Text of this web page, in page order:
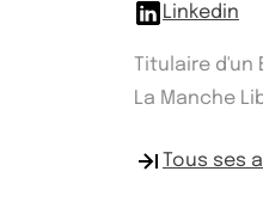
Linkedin
Titulaire d'un
La Manche
Tous ses